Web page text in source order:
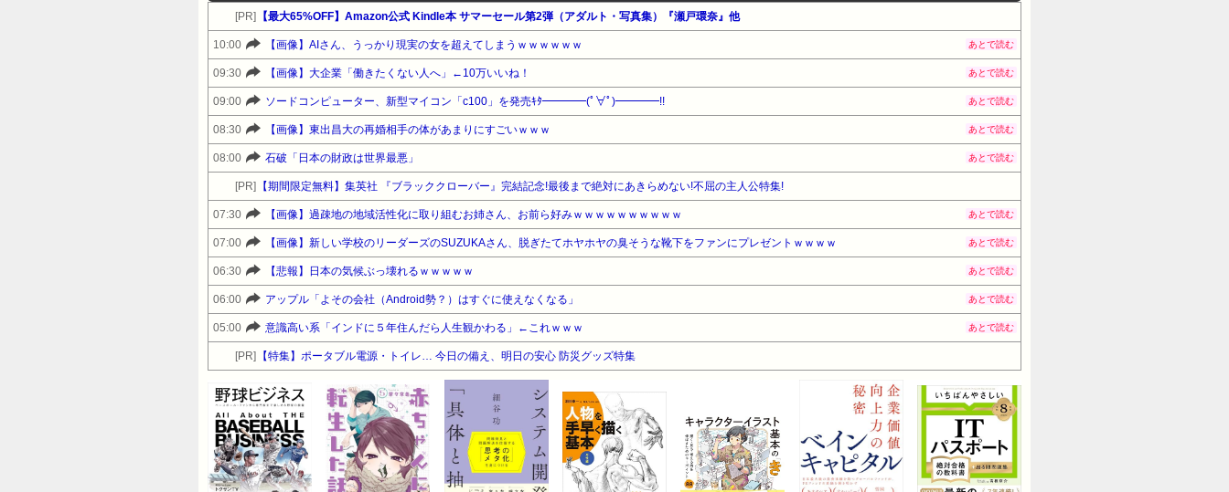
[PR] 【最大65%OFF】Amazon公式 Kindle本 サマーセール第2弾（アダルト・写真集）『瀬戸環奈』他
10:00 【画像】AIさん、うっかり現実の女を超えてしまうｗｗｗｗｗｗ あとで読む
09:30 【画像】大企業「働きたくない人へ」←10万いいね！ あとで読む
09:00 ソードコンピューター、新型マイコン「c100」を発売ｷﾀ━━━━(ﾟ∀ﾟ)━━━━!! あとで読む
08:30 【画像】東出昌大の再婚相手の体があまりにすごいｗｗｗ あとで読む
08:00 石破「日本の財政は世界最悪」 あとで読む
[PR] 【期間限定無料】集英社 『ブラッククローバー』完結記念!最後まで絶対にあきらめない!不屈の主人公特集!
07:30 【画像】過疎地の地域活性化に取り組むお姉さん、お前ら好みｗｗｗｗｗｗｗｗｗｗ あとで読む
07:00 【画像】新しい学校のリーダーズのSUZUKAさん、脱ぎたてホヤホヤの臭そうな靴下をファンにプレゼントｗｗｗｗ あとで読む
06:30 【悲報】日本の気候ぶっ壊れるｗｗｗｗｗ あとで読む
06:00 アップル「よその会社（Android勢？）はすぐに使えなくなる」 あとで読む
05:00 意識高い系「インドに５年住んだら人生観かわる」←これｗｗｗ あとで読む
[PR] 【特集】ポータブル電源・トイレ… 今日の備え、明日の安心 防災グッズ特集